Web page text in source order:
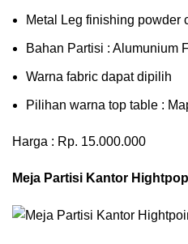
Metal Leg finishing powder
Bahan Partisi : Alumunium
Warna fabric dapat dipilih
Pilihan warna top table :
Harga : Rp. 15.000.000
Meja Partisi Kantor